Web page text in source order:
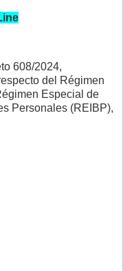
608/2024,
del Régimen
Especial de
Personales (REIBP),